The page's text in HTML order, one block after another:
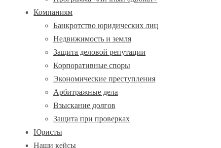
Компаниям
Банкротство юридических лиц
Недвижимость и земля
Защита деловой репутации
Корпоративные споры
Экономические преступления
Арбитражные дела
Взыскание долгов
Защита при проверках
Юристы
Наши кейсы